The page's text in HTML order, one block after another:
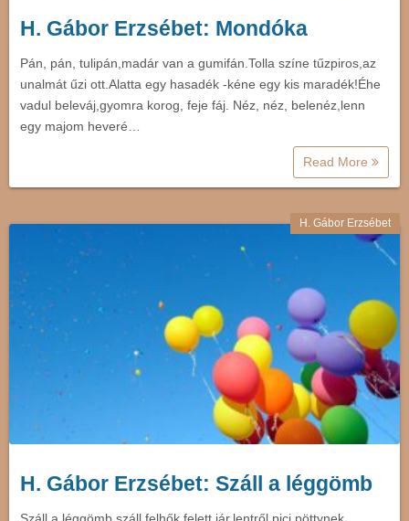
H. Gábor Erzsébet: Mondóka
Pán, pán, tulipán,madár van a gumifán.Tolla színe tűzpiros,az
unalmát űzi ott.Alatta egy hasadék -kéne egy kis maradék!Éhe
vadul beleváj,gyomra korog, feje fáj. Néz, néz, belenéz,lenn
egy majom heveré…
Read More
H. Gábor Erzsébet
H. Gábor Erzsébet: Száll a léggömb
Száll a léggömb száll,felhők felett jár,lentről pici pöttynek